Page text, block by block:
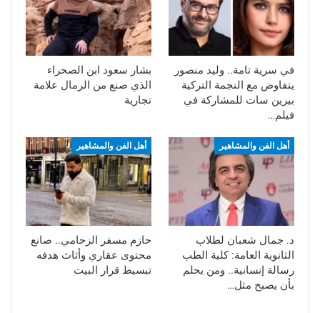
في سرية تامة.. وليد منصور
يتفاوض مع النجمة التركية
بيرين سات للمشاركة في
فيلم…
بشار سعود ابن الصحراء
الذي صنع من الرمال علامة
تجارية
أهل الفن والمشاهير
د. جمال شعبان لطلاب
الثانوية العامة: كلية الطب
رسالة إنسانية.. ومن يحلم
بأن يصبح مثل…
أهل الفن والمشاهير
حازم مسفر الزحامي.. صانع
محتوى عقاري وأثاث هدفه
تبسيط قرار البيت